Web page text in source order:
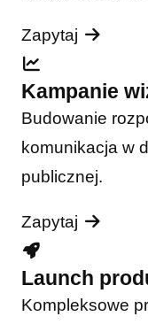
Zapytaj
Kampanie
Budowanie
komunikacja w
publicznej.
Zapytaj
Launch
Kompleksowe